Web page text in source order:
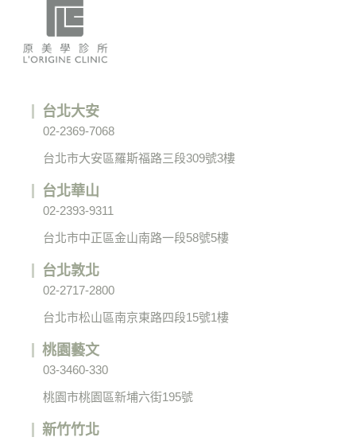
台北大安
02-2369-7068
台北市大安區羅斯福路三段309號3樓
台北華山
02-2393-9311
台北市中正區金山南路一段58號5樓
台北敦北
02-2717-2800
台北市松山區南京東路四段15號1樓
桃園藝文
03-3460-330
桃園市桃園區新埔六街195號
新竹竹北